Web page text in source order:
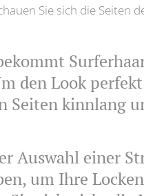
Sie sich die Seiten
den Look
Seiten kinnlang
Auswahl einer
um Ihre